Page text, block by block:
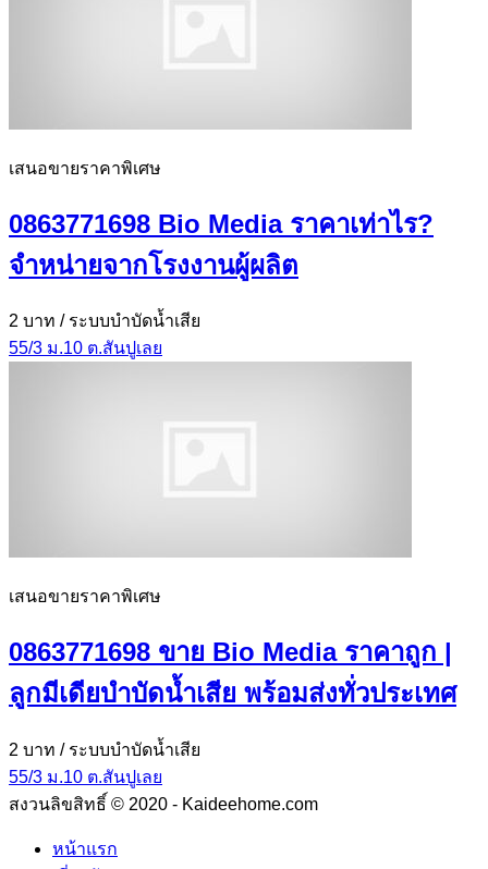
เสนอขายราคาพิเศษ
0863771698 Bio Media ราคาเท่าไร?
จำหน่ายจากโรงงานผู้ผลิต
2 บาท / ระบบบำบัดน้ำเสีย
55/3 ม.10 ต.สันปูเลย
เสนอขายราคาพิเศษ
0863771698 ขาย Bio Media ราคาถูก |
ลูกมีเดียบำบัดน้ำเสีย พร้อมส่งทั่วประเทศ
2 บาท / ระบบบำบัดน้ำเสีย
55/3 ม.10 ต.สันปูเลย
สงวนลิขสิทธิ์ © 2020 - Kaideehome.com
หน้าแรก